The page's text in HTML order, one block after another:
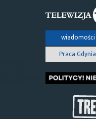
wiadomości
Praca Gdynia